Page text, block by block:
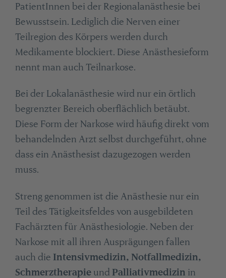
PatientInnen bei der Regionalanästhesie bei
Bewusstsein. Lediglich die Nerven einer
Teilregion des Körpers werden durch
Medikamente blockiert. Diese Anästhesieform
nennt man auch Teilnarkose.
Bei der Lokalanästhesie wird nur ein örtlich
begrenzter Bereich oberflächlich betäubt.
Diese Form der Narkose wird häufig direkt vom
behandelnden Arzt selbst durchgeführt, ohne
dass ein Anästhesist dazugezogen werden
muss.
Streng genommen ist die Anästhesie nur ein
Teil des Tätigkeitsfeldes von ausgebildeten
Fachärzten für Anästhesiologie. Neben der
Narkose mit all ihren Ausprägungen fallen
auch die Intensivmedizin, Notfallmedizin,
Schmerztherapieund Palliativmedizin in